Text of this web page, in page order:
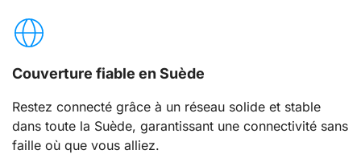
Couverture fiable en Suède
Restez connecté grâce à un réseau solide et stable
dans toute la Suède, garantissant une connectivité sans
faille où que vous alliez.